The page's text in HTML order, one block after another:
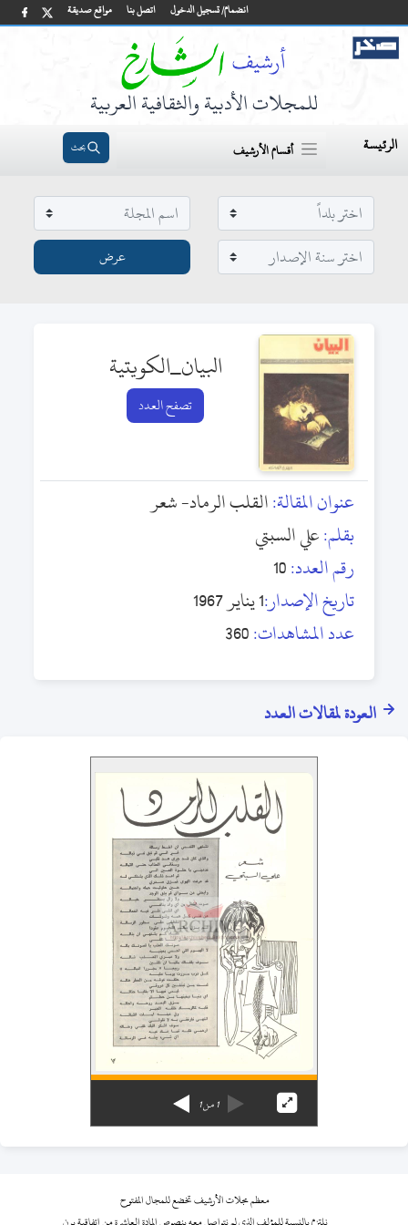
مواقع صديقة اتصل بنا انضمام/ تسجيل الدخول
للمجلات الأدبية والثقافية العربية
الرئيسة أقسام الأرشيف بحث
البيان_الكويتية
تصفح العدد
عنوان المقالة:القلب الرماد- شعر
بقلم:علي السبتي
رقم العدد:10
تاريخ الإصدار:1 يناير 1967
عدد المشاهدات:360
العودة لمقالات العدد
1من1
معظم مجلات الأرشيف تخضع للمجال المفتوح